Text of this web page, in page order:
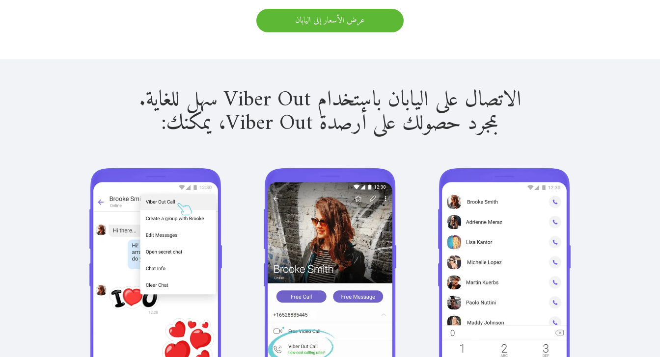
عرض الأسعار إلى اليابان
الاتصال على اليابان باستخدام Viber Out سهل للغاية.
بمجرد حصولك على أرصدة Viber Out، يمكنك: